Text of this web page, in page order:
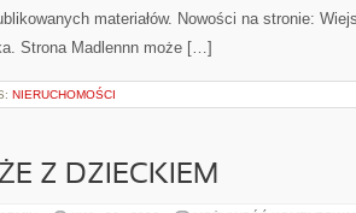
materiałów. Nowości na stronie:
Strona Madlennn może […]
NIERUCHOMOŚCI
Z DZIECKIEM